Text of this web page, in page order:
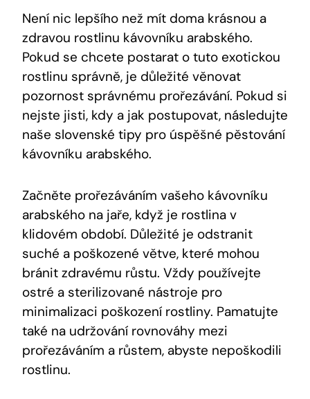
Není nic lepšího než mít doma krásnou a
zdravou rostlinu kávovníku arabského.
Pokud se chcete postarat o tuto exotickou
rostlinu správně, je důležité věnovat
pozornost správnému prořezávání. Pokud si
nejste jisti, kdy a jak postupovat, následujte
naše slovenské tipy pro úspěšné pěstování
kávovníku arabského.
Začněte prořezáváním vašeho kávovníku
arabského na jaře, když je rostlina v
klidovém období. Důležité je odstranit
suché a poškozené větve, které mohou
bránit zdravému růstu. Vždy používejte
ostré a sterilizované nástroje pro
minimalizaci poškození rostliny. Pamatujte
také na udržování rovnováhy mezi
prořezáváním a růstem, abyste nepoškodili
rostlinu.